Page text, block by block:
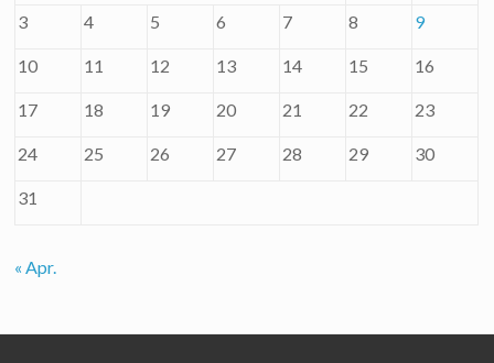
3 4 5 6 7 8 9
10 11 12 13 14 15 16
17 18 19 20 21 22 23
24 25 26 27 28 29 30
31
« Apr.